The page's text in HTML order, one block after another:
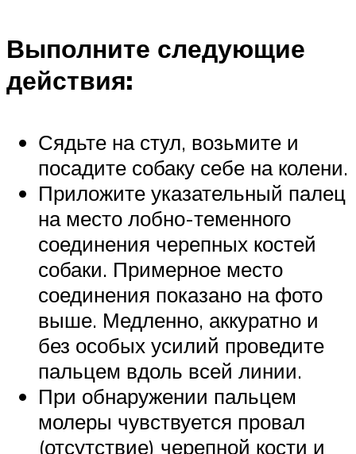
Выполните следующие
действия:
Сядьте на стул, возьмите и
посадите собаку себе на колени.
Приложите указательный палец
на место лобно-теменного
соединения черепных костей
собаки. Примерное место
соединения показано на фото
выше. Медленно, аккуратно и
без особых усилий проведите
пальцем вдоль всей линии.
При обнаружении пальцем
молеры чувствуется провал
(отсутствие) черепной кости и